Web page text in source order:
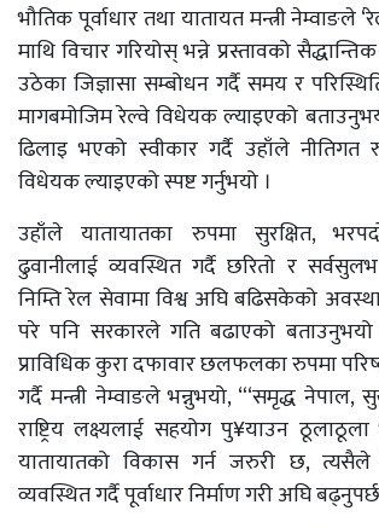
भौतिक पूर्वाधार तथा यातायत मन्त्री नेम्वाङले
माथि विचार गरियोस् भन्ने प्रस्तावको
उठेका जिज्ञासा सम्बोधन गर्दै समय र
मागबमोजिम रेल्वे विधेयक ल्याइएको
ढिलाइ भएको स्वीकार गर्दै उहाँले नीतिगत
विधेयक ल्याइएको स्पष्ट गर्नुभयो ।
उहाँले यातायातका रुपमा सुरक्षित,
ढुवानीलाई व्यवस्थित गर्दै छरितो र
निम्ति रेल सेवामा विश्व अघि बढिसकेको
परे पनि सरकारले गति बढाएको
प्राविधिक कुरा दफावार छलफलका रुपमा
गर्दै मन्त्री नेम्वाङले भन्नुभयो, “‘समृद्ध नेपाल,
राष्ट्रिय लक्ष्यलाई सहयोग पु¥याउन ठूलाठूला
यातायातको विकास गर्न जरुरी छ, त्यसैले
व्यवस्थित गर्दै पूर्वाधार निर्माण गरी अघि